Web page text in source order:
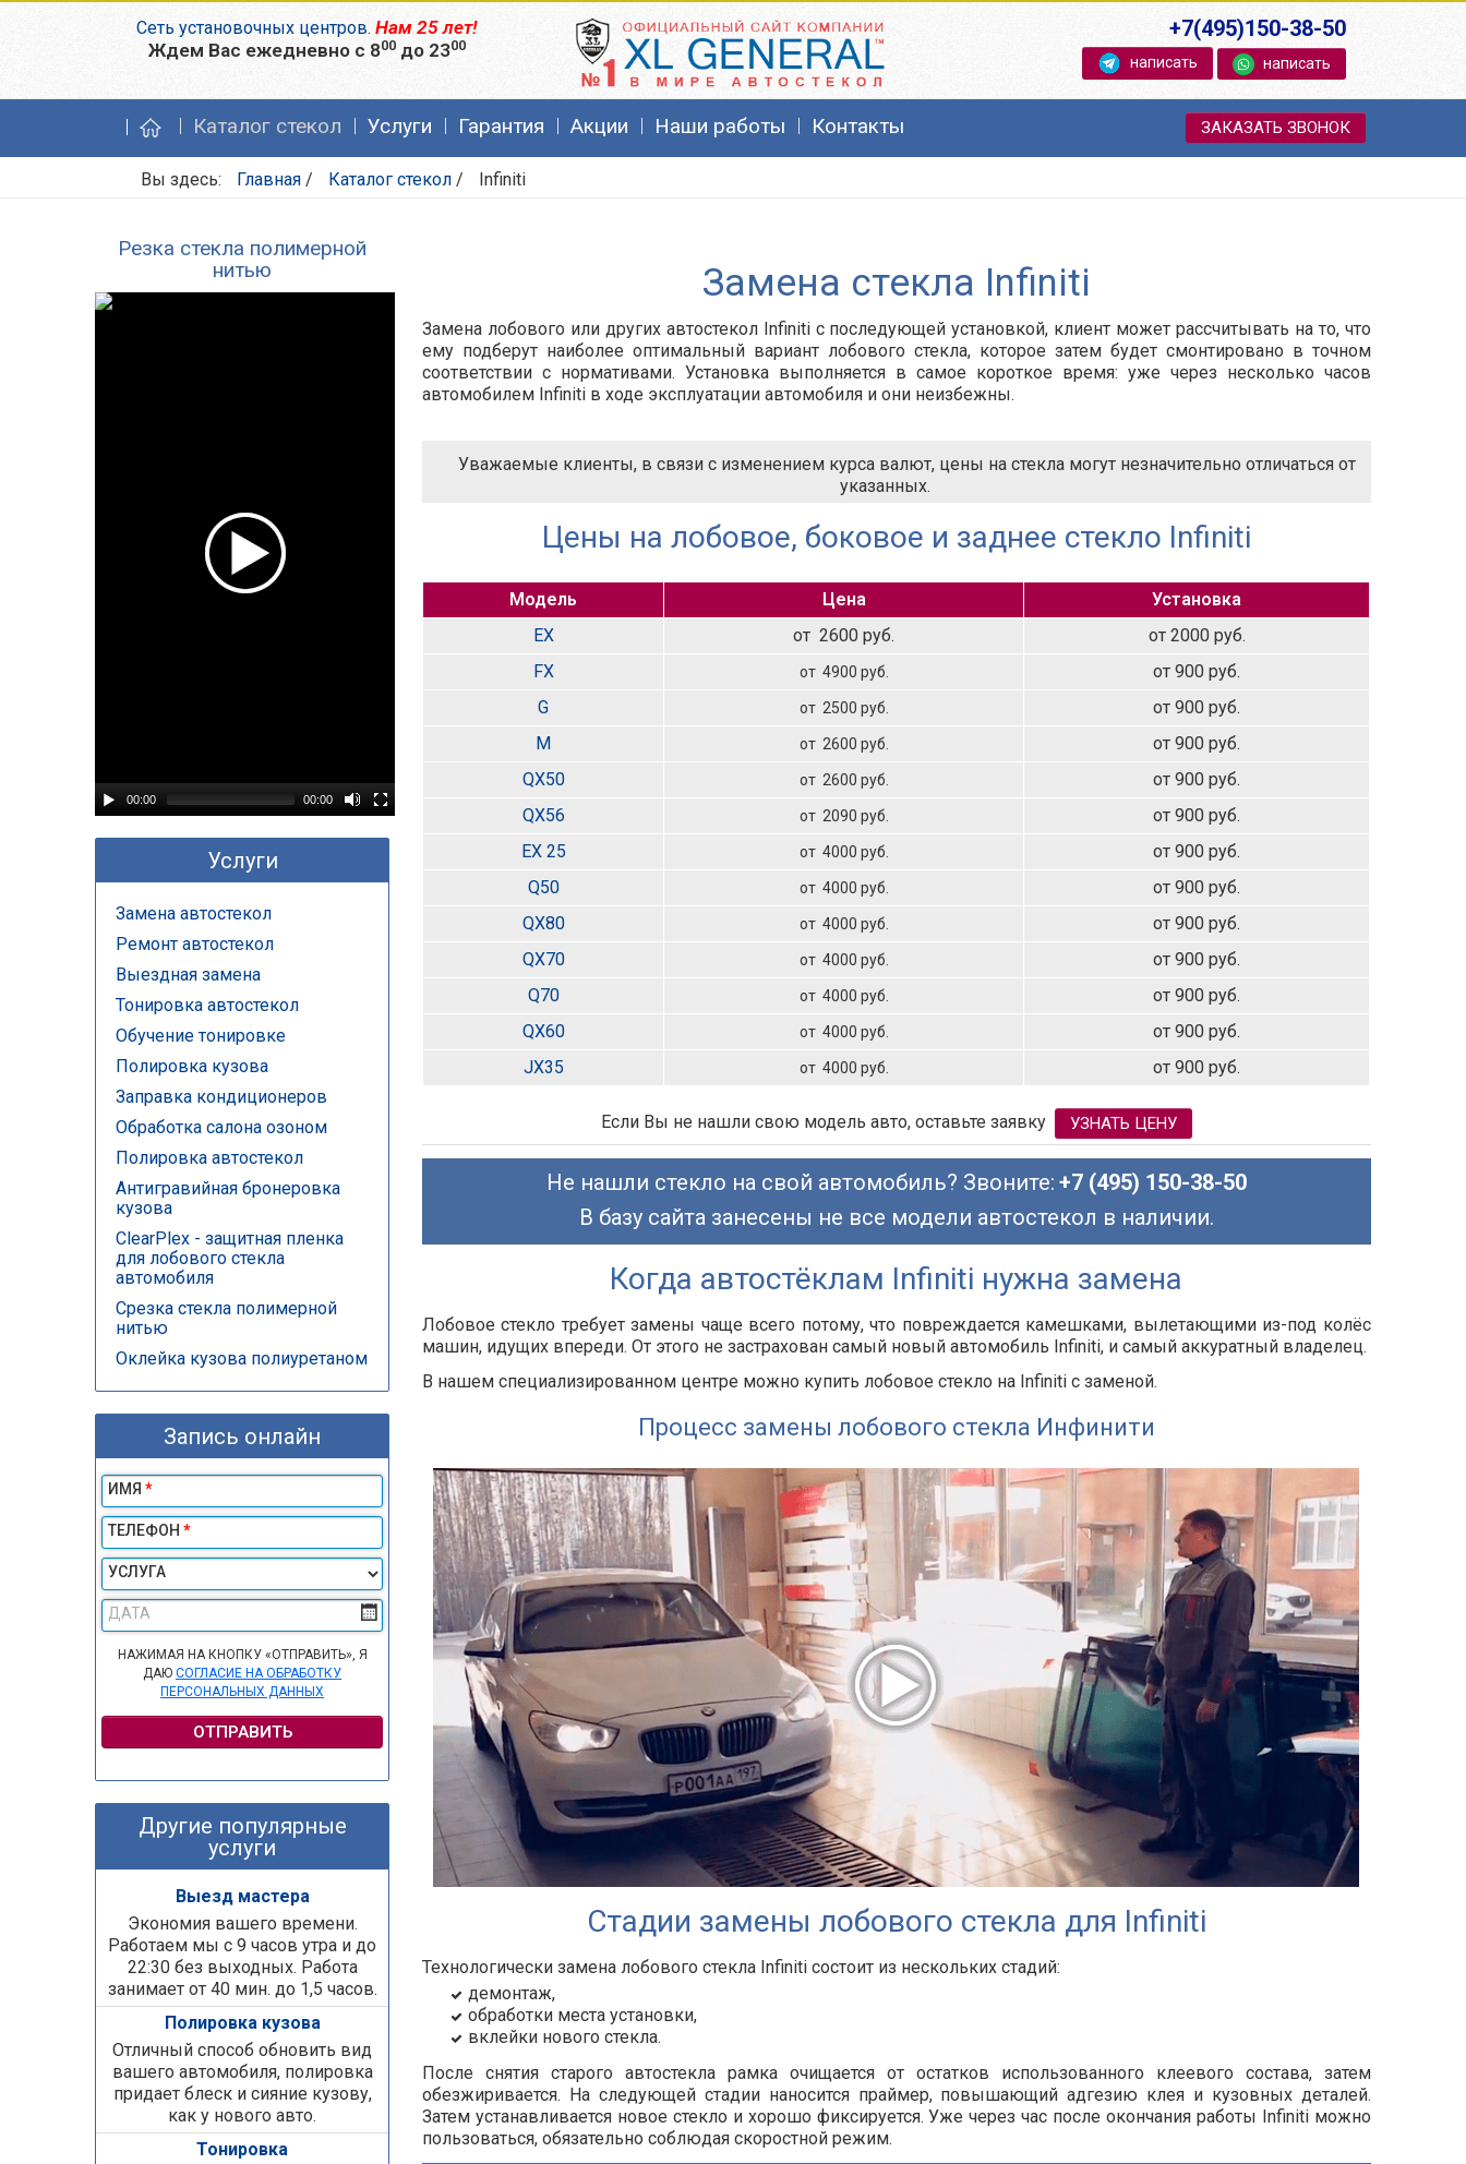
Сеть установочных центров.Нам 25 лет!
Ждем Вас ежедневно с 800 до 2300
+7(495)150-38-50
написать написать
Каталог стекол Услуги Гарантия Акции Наши работы Контакты ЗАКАЗАТЬ ЗВОНОК
Вы здесь: Главная / Каталог стекол / Infiniti
Резка стекла полимерной
нитью
00:00 00:00
Услуги
Замена автостекол
Ремонт автостекол
Выездная замена
Тонировка автостекол
Обучение тонировке
Полировка кузова
Заправка кондиционеров
Обработка салона озоном
Полировка автостекол
Антигравийная бронеровка
кузова
ClearPlex - защитная пленка
для лобового стекла
автомобиля
Срезка стекла полимерной
нитью
Оклейка кузова полиуретаном
Запись онлайн
ИМЯ *
ТЕЛЕФОН *
УСЛУГА
ДАТА
НАЖИМАЯ НА КНОПКУ «ОТПРАВИТЬ», Я
ДАЮ СОГЛАСИЕ НА ОБРАБОТКУ
ПЕРСОНАЛЬНЫХ ДАННЫХ
ОТПРАВИТЬ
Другие популярные
услуги
Выезд мастера
Экономия вашего времени.
Работаем мы с 9 часов утра и до
22:30 без выходных. Работа
занимает от 40 мин. до 1,5 часов.
Полировка кузова
Отличный способ обновить вид
вашего автомобиля, полировка
придает блеск и сияние кузову,
как у нового авто.
Тонировка
Замена стекла Infiniti
Замена лобового или других автостекол Infiniti с последующей установкой, клиент может рассчитывать на то, что
ему подберут наиболее оптимальный вариант лобового стекла, которое затем будет смонтировано в точном
соответствии с нормативами. Установка выполняется в самое короткое время: уже через несколько часов
автомобилем Infiniti в ходе эксплуатации автомобиля и они неизбежны.
Уважаемые клиенты, в связи с изменением курса валют, цены на стекла могут незначительно отличаться от
указанных.
Цены на лобовое, боковое и заднее стекло Infiniti
Модель Цена
Установка
EX
от 2600 руб.
от 2000 руб.
FX
от 4900 руб.
от 900 руб.
G
от 2500 руб.
от 900 руб.
M
от 2600 руб.
от 900 руб.
QX50
от 2600 руб.
от 900 руб.
QX56
от 2090 руб.
от 900 руб.
EX 25
от 4000 руб.
от 900 руб.
Q50
от 4000 руб.
от 900 руб.
QX80
от 4000 руб.
от 900 руб.
QX70
от 4000 руб.
от 900 руб.
Q70
от 4000 руб.
от 900 руб.
QX60
от 4000 руб.
от 900 руб.
JX35
от 4000 руб. от 900 руб.
Если Вы не нашли свою модель авто, оставьте заявку УЗНАТЬ ЦЕНУ
Не нашли стекло на свой автомобиль? Звоните: +7 (495) 150-38-50
В базу сайта занесены не все модели автостекол в наличии.
Когда автостёклам Infiniti нужна замена
Лобовое стекло требует замены чаще всего потому, что повреждается камешками, вылетающими из-под колёс
машин, идущих впереди. От этого не застрахован самый новый автомобиль Infiniti, и самый аккуратный владелец.
В нашем специализированном центре можно купить лобовое стекло на Infiniti с заменой.
Процесс замены лобового стекла Инфинити
Стадии замены лобового стекла для Infiniti
Технологически замена лобового стекла Infiniti состоит из нескольких стадий:
демонтаж,
обработки места установки,
вклейки нового стекла.
После снятия старого автостекла рамка очищается от остатков использованного клеевого состава, затем
обезжиривается. На следующей стадии наносится праймер, повышающий адгезию клея и кузовных деталей.
Затем устанавливается новое стекло и хорошо фиксируется. Уже через час после окончания работы Infiniti можно
пользоваться, обязательно соблюдая скоростной режим.